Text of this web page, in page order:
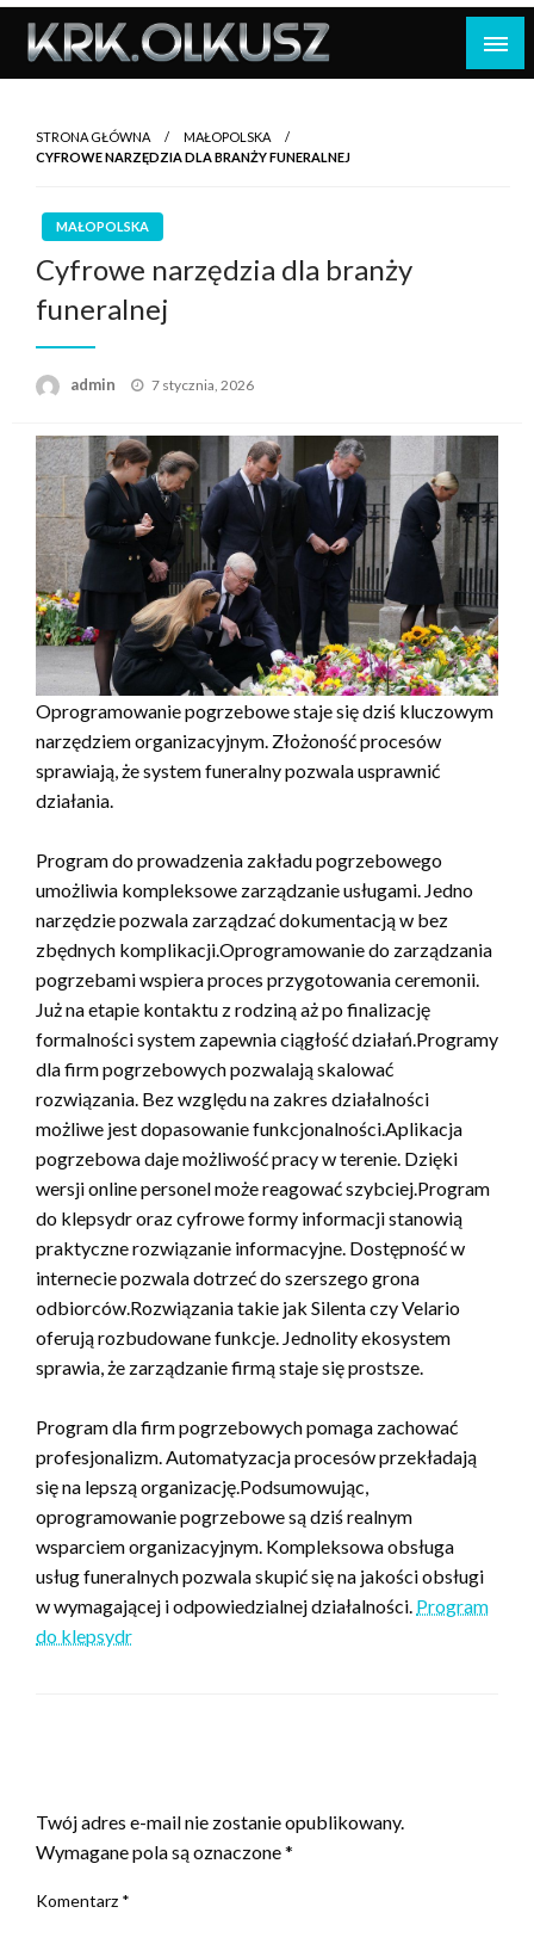
Skip
content
STRONA GŁÓWNA
MAŁOPOLSKA
CYFROWE NARZĘDZIA DLA BRANŻY FUNERALNEJ
MAŁOPOLSKA
Cyfrowe narzędzia dla branży
funeralnej
admin
Opublikowane
7 stycznia, 2026
Oprogramowanie pogrzebowe staje się dziś kluczowym
narzędziem organizacyjnym. Złożoność procesów
sprawiają, że system funeralny pozwala usprawnić
działania.
Program do prowadzenia zakładu pogrzebowego
umożliwia kompleksowe zarządzanie usługami. Jedno
narzędzie pozwala zarządzać dokumentacją w bez
zbędnych komplikacji.Oprogramowanie do zarządzania
pogrzebami wspiera proces przygotowania ceremonii.
Już na etapie kontaktu z rodziną aż po finalizację
formalności system zapewnia ciągłość działań.Programy
dla firm pogrzebowych pozwalają skalować
rozwiązania. Bez względu na zakres działalności
możliwe jest dopasowanie funkcjonalności.Aplikacja
pogrzebowa daje możliwość pracy w terenie. Dzięki
wersji online personel może reagować szybciej.Program
do klepsydr oraz cyfrowe formy informacji stanowią
praktyczne rozwiązanie informacyjne. Dostępność w
internecie pozwala dotrzeć do szerszego grona
odbiorców.Rozwiązania takie jak Silenta czy Velario
oferują rozbudowane funkcje. Jednolity ekosystem
sprawia, że zarządzanie firmą staje się prostsze.
Program dla firm pogrzebowych pomaga zachować
profesjonalizm. Automatyzacja procesów przekładają
się na lepszą organizację.Podsumowując,
oprogramowanie pogrzebowe są dziś realnym
wsparciem organizacyjnym. Kompleksowa obsługa
usług funeralnych pozwala skupić się na jakości obsługi
w wymagającej i odpowiedzialnej działalności. Program
do klepsydr
Twój adres e-mail nie zostanie opublikowany.
Wymagane pola są oznaczone*
Komentarz *